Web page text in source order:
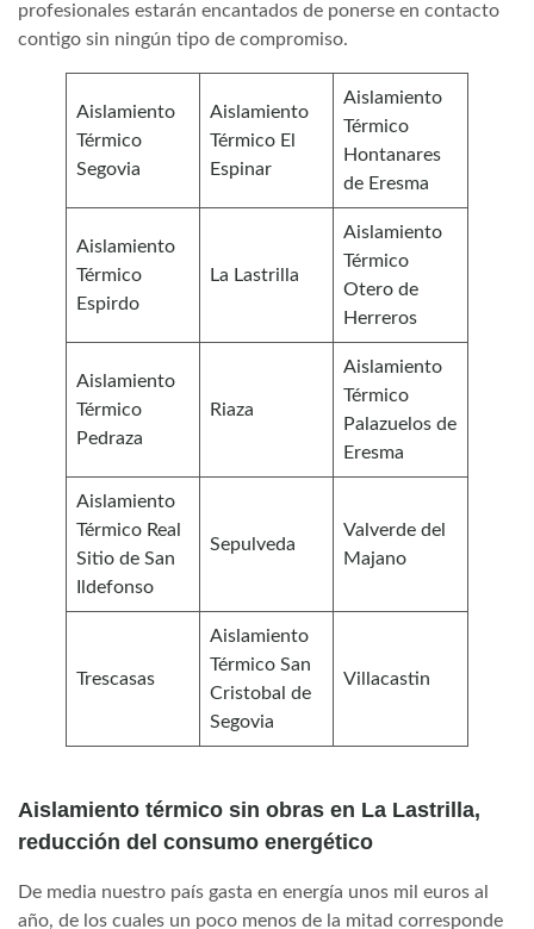
profesionales estarán encantados de ponerse en contacto
contigo sin ningún tipo de compromiso.
Aislamiento
Térmico
Segovia
Aislamiento
Térmico El
Espinar
Aislamiento
Térmico
Hontanares
de Eresma
Aislamiento
Térmico
Espirdo
La Lastrilla
Aislamiento
Térmico
Otero de
Herreros
Aislamiento
Térmico
Pedraza
Riaza
Aislamiento
Térmico
Palazuelos de
Eresma
Aislamiento
Térmico Real
Sitio de San
Ildefonso
Sepulveda
Valverde del
Majano
Trescasas
Aislamiento
Térmico San
Cristobal de
Segovia
Villacastin
Aislamiento térmico sin obras en La Lastrilla,
reducción del consumo energético
De media nuestro país gasta en energía unos mil euros al
año, de los cuales un poco menos de la mitad corresponde